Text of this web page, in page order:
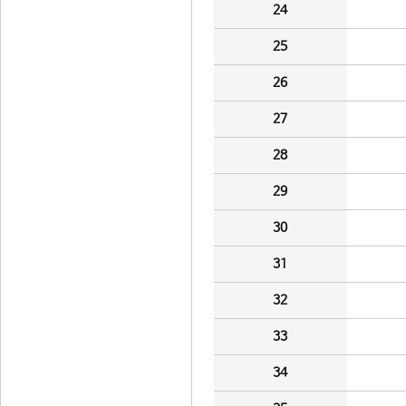
24
25
26
27
28
29
30
31
32
33
34